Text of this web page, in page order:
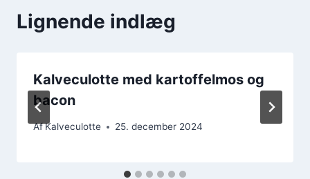
Lignende indlæg
Kalveculotte med kartoffelmos og
bacon
AfKalveculotte 25. december 2024